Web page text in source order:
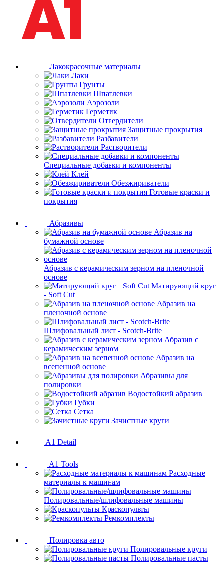
Лакокрасочные материалы
Лаки
Грунты
Шпатлевки
Аэрозоли
Герметик
Отвердители
Защитные прокрытия
Разбавители
Растворители
Специальные добавки и компоненты
Клей
Обезжириватели
Готовые краски и
покрытия
Абразивы
Абразив на
бумажной основе
Абразив с керамическим зерном на пленочной
основе
Матирующий круг
- Soft Cut
Абразив на
пленочной основе
Шлифовальный лист - Scotch-Brite
Абразив с
керамическим зерном
Абразив на
всепенной основе
Абразивы для
полировки
Водостойкий абразив
Губки
Сетка
Зачистные круги
A1 Detail
A1 Tools
Расходные
материалы к машинам
Полировальные/шлифовальные машины
Краскопульты
Ремкомплекты
Полировка авто
Полировальные круги
Полировальные пасты